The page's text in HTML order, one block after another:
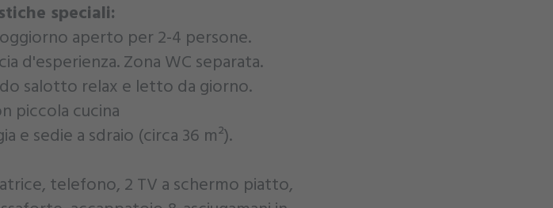
speciali:
aperto per 2-4 persone.
d'esperienza. Zona WC separata.
salotto relax e letto da giorno.
piccola cucina
e sedie a sdraio (circa 36 m²).
telefono, 2 TV a schermo piatto,